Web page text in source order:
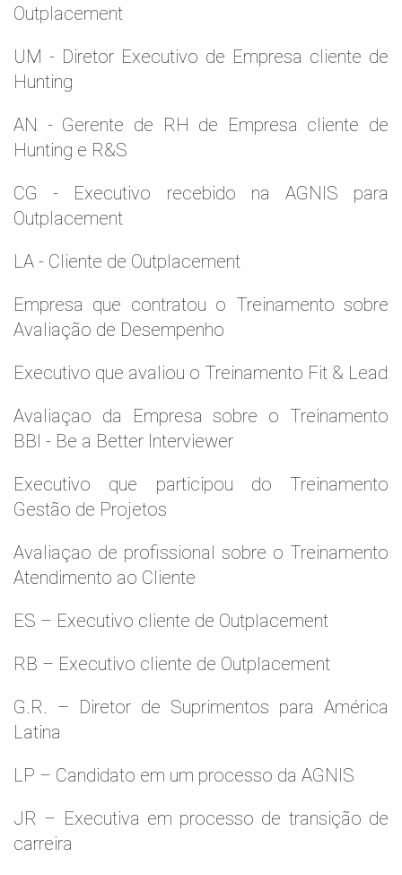
Outplacement
UM - Diretor Executivo de Empresa cliente de
Hunting
AN - Gerente de RH de Empresa cliente de
Hunting e R&S
CG - Executivo recebido na AGNIS para
Outplacement
LA - Cliente de Outplacement
Empresa que contratou o Treinamento sobre
Avaliação de Desempenho
Executivo que avaliou o Treinamento Fit & Lead
Avaliaçao da Empresa sobre o Treinamento
BBI - Be a Better Interviewer
Executivo que participou do Treinamento
Gestão de Projetos
Avaliaçao de profissional sobre o Treinamento
Atendimento ao Cliente
ES – Executivo cliente de Outplacement
RB – Executivo cliente de Outplacement
G.R. – Diretor de Suprimentos para América
Latina
LP – Candidato em um processo da AGNIS
JR – Executiva em processo de transição de
carreira